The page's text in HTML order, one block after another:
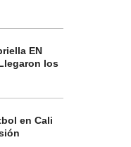
EN
los
en Cali